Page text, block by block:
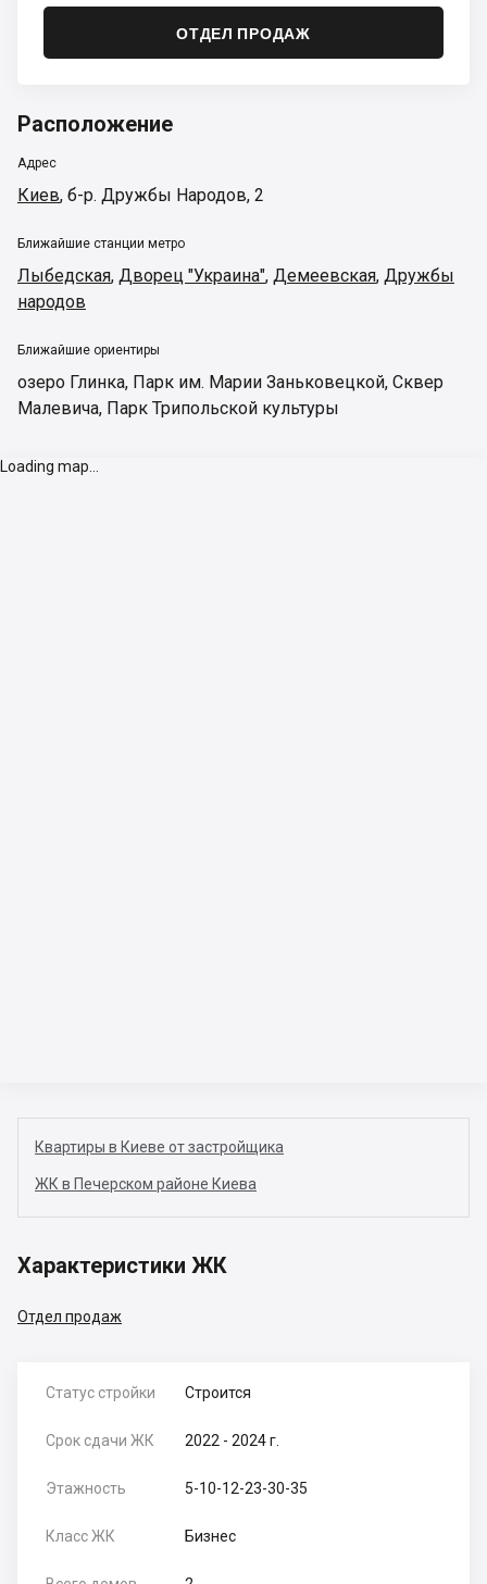
ОТДЕЛ ПРОДАЖ
Расположение
Адрес
Киев, б-р. Дружбы Народов, 2
Ближайшие станции метро
Лыбедская, Дворец "Украина", Демеевская, Дружбы
народов
Ближайшие ориентиры
озеро Глинка, Парк им. Марии Заньковецкой, Сквер
Малевича, Парк Трипольской культуры
Loading map...
Квартиры в Киеве от застройщика
ЖК в Печерском районе Киева
Характеристики ЖК
Отдел продаж
Статус стройки Строится
Срок сдачи ЖК 2022 - 2024 г.
Этажность 5-10-12-23-30-35
Класс ЖК Бизнес